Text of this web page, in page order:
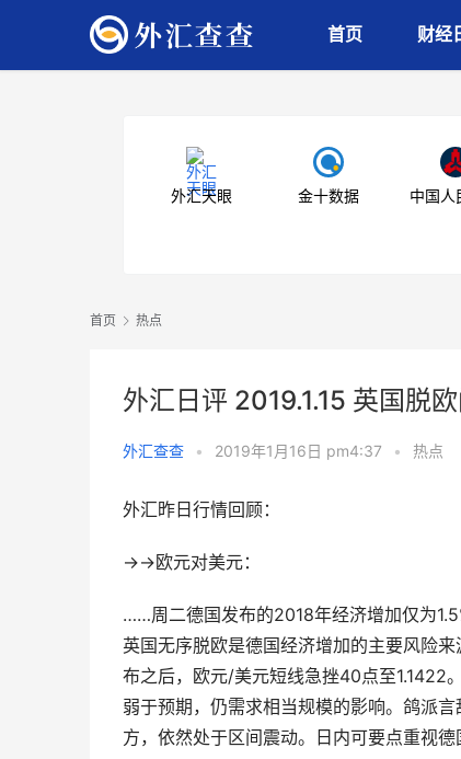
首页 财经
外汇天眼 金十数据 中国人
首页 热点
外汇日评 2019.1.15 英国脱
外汇查查 • 2019年1月16日 pm4:37 • 热点
外汇昨日行情回顾：
→→欧元对美元：
……周二德国发布的2018年经济增加仅为
英国无序脱欧是德国经济增加的主要风险
布之后，欧元/美元短线急挫40点至1.1422
弱于预期，仍需求相当规模的影响。鸽派
方，依然处于区间震动。日内可要点重视德